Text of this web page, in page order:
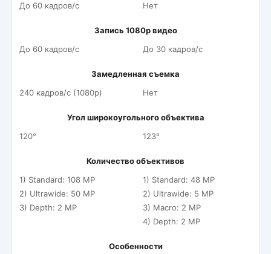
До 60 кадров/c
Нет
Запись 1080p видео
До 60 кадров/c
До 30 кадров/c
Замедленная съемка
240 кадров/c (1080p)
Нет
Угол широкоугольного объектива
120°
123°
Количество объективов
1) Standard: 108 MP
2) Ultrawide: 50 MP
3) Depth: 2 MP
1) Standard: 48 MP
2) Ultrawide: 5 MP
3) Macro: 2 MP
4) Depth: 2 MP
Особенности